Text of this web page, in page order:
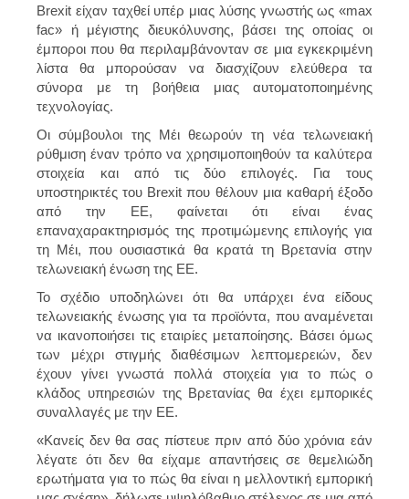
Brexit είχαν ταχθεί υπέρ μιας λύσης γνωστής ως «max
fac» ή μέγιστης διευκόλυνσης, βάσει της οποίας οι
έμποροι που θα περιλαμβάνονταν σε μια εγκεκριμένη
λίστα θα μπορούσαν να διασχίζουν ελεύθερα τα
σύνορα με τη βοήθεια μιας αυτοματοποιημένης
τεχνολογίας.
Οι σύμβουλοι της Μέι θεωρούν τη νέα τελωνειακή
ρύθμιση έναν τρόπο να χρησιμοποιηθούν τα καλύτερα
στοιχεία και από τις δύο επιλογές. Για τους
υποστηρικτές του Brexit που θέλουν μια καθαρή έξοδο
από την ΕΕ, φαίνεται ότι είναι ένας
επαναχαρακτηρισμός της προτιμώμενης επιλογής για
τη Μέι, που ουσιαστικά θα κρατά τη Βρετανία στην
τελωνειακή ένωση της ΕΕ.
Το σχέδιο υποδηλώνει ότι θα υπάρχει ένα είδους
τελωνειακής ένωσης για τα προϊόντα, που αναμένεται
να ικανοποιήσει τις εταιρίες μεταποίησης. Βάσει όμως
των μέχρι στιγμής διαθέσιμων λεπτομερειών, δεν
έχουν γίνει γνωστά πολλά στοιχεία για το πώς ο
κλάδος υπηρεσιών της Βρετανίας θα έχει εμπορικές
συναλλαγές με την ΕΕ.
«Κανείς δεν θα σας πίστευε πριν από δύο χρόνια εάν
λέγατε ότι δεν θα είχαμε απαντήσεις σε θεμελιώδη
ερωτήματα για το πώς θα είναι η μελλοντική εμπορική